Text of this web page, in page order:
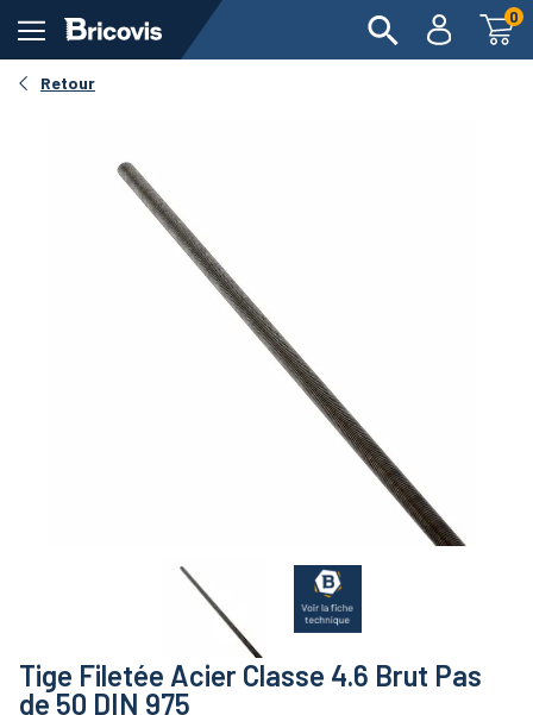
0
Retour
Tige Filetée Acier Classe 4.6 Brut Pas
de 50 DIN 975